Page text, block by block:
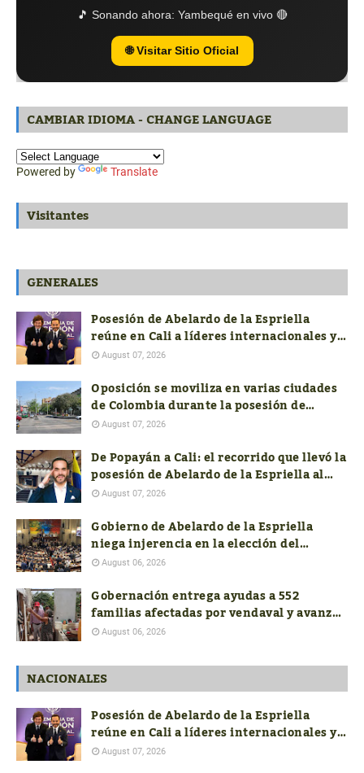
🎵 Sonando ahora: Yambequé en vivo 🔴
🌐 Visitar Sitio Oficial
CAMBIAR IDIOMA - CHANGE LANGUAGE
Powered by Translate
Visitantes
GENERALES
Posesión de Abelardo de la Espriella
reúne en Cali a líderes internacionales y
profundiza la división política en
August 07, 2026
Oposición se moviliza en varias ciudades
de Colombia durante la posesión de
Abelardo de la Espriella
August 07, 2026
De Popayán a Cali: el recorrido que llevó la
posesión de Abelardo de la Espriella al
suroccidente
August 07, 2026
Gobierno de Abelardo de la Espriella
niega injerencia en la elección del
próximo contralor General
August 06, 2026
Gobernación entrega ayudas a 552
familias afectadas por vendaval y avanza
con la reconstrucción de 19 viviendas
August 06, 2026
NACIONALES
Posesión de Abelardo de la Espriella
reúne en Cali a líderes internacionales y
profundiza la división política en
August 07, 2026